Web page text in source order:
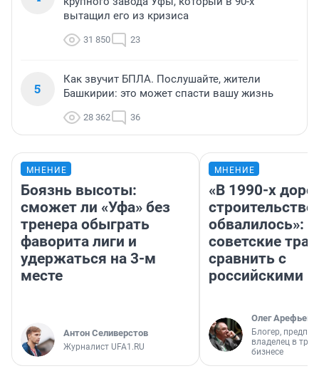
вытащил его из кризиса
31 850 23
5
Как звучит БПЛА. Послушайте, жители
Башкирии: это может спасти вашу жизнь
28 362 36
МНЕНИЕ
Боязнь высоты:
сможет ли «Уфа» без
тренера обыграть
фаворита лиги и
удержаться на 3-м
месте
Антон Селиверстов
Журналист UFA1.RU
МНЕНИЕ
«В 1990-х
строительство
обвалилось»:
советские
сравнить с
российскими
Олег Арефьев
Блогер,
владелец в
бизнесе